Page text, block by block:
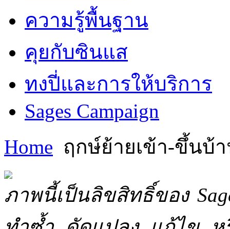
ความรู้พื้นฐาน
คุยกับซินแส
ทงปี่และการให้บริการ
Sages Campaign
Home ฤกษ์ย้ายเข้า-ขึ้นบ้
ภาพนี้เป็นลิขสิทธิ์ของ